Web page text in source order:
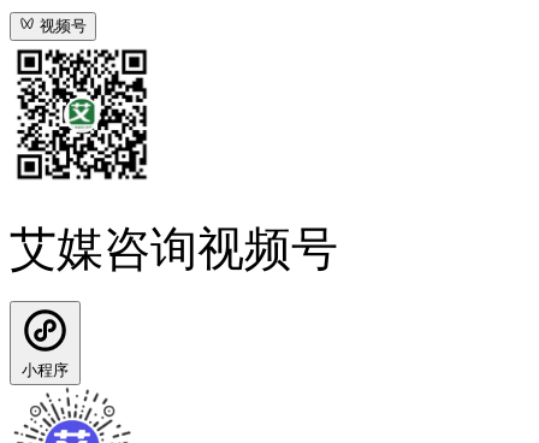
视频号
艾媒咨询视频号
小程序